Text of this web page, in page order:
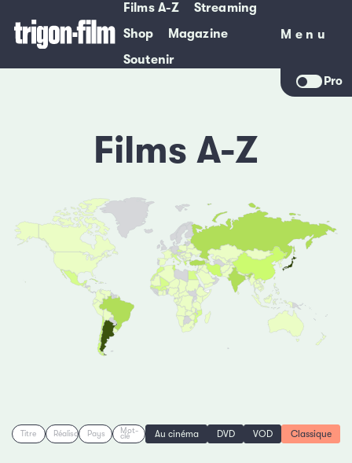
Films A-Z
Streaming
Shop
Magazine
Soutenir
Menu
Menu
Pro
Films A-Z
Titre RéalisationPays Mot-
clé Au cinéma DVD VOD Classique